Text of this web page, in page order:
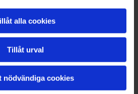
alla cookies
Tillåt urval
nödvändiga cookies